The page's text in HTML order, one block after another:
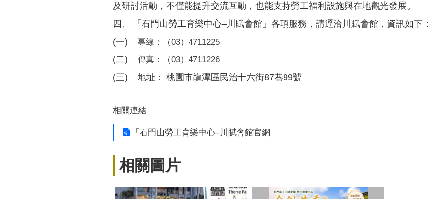
及研討活動，不僅能提升交流互動，也能支持勞工福利設施與在地觀光發展。
四、
「石門山勞工育樂中心–川賦會館」各項服務，請逕洽川賦會館，資訊如下：
(一)
專線：（03）4711225
(二) 傳真：（03）4711226
(三) 地址 ： 桃園市龍潭區民治十六街87巷99號
相關連結
「石門山勞工育樂中心–川賦會館官網
相關圖片